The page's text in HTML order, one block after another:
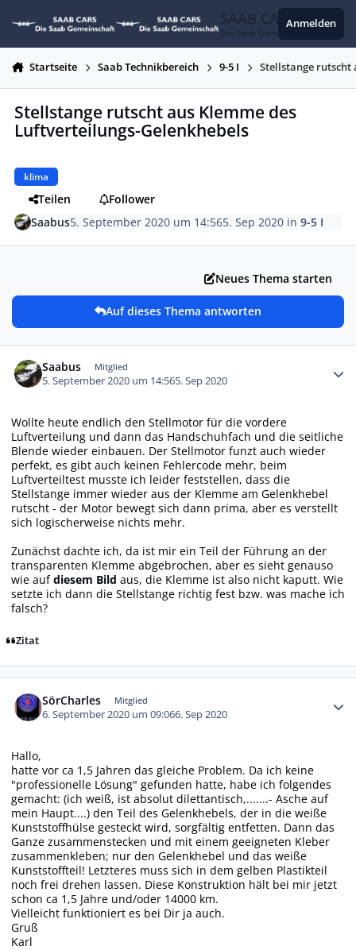
SAAB CARS
Die Saab Gemeinschaft
Anmelden
Startseite Saab Technikbereich 9-5 I Stellstange rutscht
Stellstange rutscht aus Klemme des
Luftverteilungs-Gelenkhebels
klima
Teilen
Follower
Saabus5. September 2020 um 14:565. Sep 2020 in9-5 I
Neues Thema starten
Auf dieses Thema antworten
Saabus Mitglied
5. September 2020 um 14:565. Sep 2020
Wollte heute endlich den Stellmotor für die vordere
Luftverteilung und dann das Handschuhfach und die seitliche
Blende wieder einbauen. Der Stellmotor funzt auch wieder
perfekt, es gibt auch keinen Fehlercode mehr, beim
Luftverteiltest musste ich leider feststellen, dass die
Stellstange immer wieder aus der Klemme am Gelenkhebel
rutscht - der Motor bewegt sich dann prima, aber es verstellt
sich logischerweise nichts mehr.
Zunächst dachte ich, da ist mir ein Teil der Führung an der
transparenten Klemme abgebrochen, aber es sieht genauso
wie aufdiesem Bild aus, die Klemme ist also nicht kaputt. Wie
setzte ich dann die Stellstange richtig fest bzw. was mache ich
falsch?
Zitat
SörCharles Mitglied
6. September 2020 um 09:066. Sep 2020
Hallo,
hatte vor ca 1,5 Jahren das gleiche Problem. Da ich keine
"professionelle Lösung" gefunden hatte, habe ich folgendes
gemacht: (ich weiß, ist absolut dilettantisch,.......- Asche auf
mein Haupt....) den Teil des Gelenkhebels, der in die weiße
Kunststoffhülse gesteckt wird, sorgfältig entfetten. Dann das
Ganze zusammenstecken und mit einem geeigneten Kleber
zusammenkleben; nur den Gelenkhebel und das weiße
Kunststoffteil! Letzteres muss sich in dem gelben Plastikteil
noch frei drehen lassen. Diese Konstruktion hält bei mir jetzt
schon ca 1,5 Jahre und/oder 14000 km.
Vielleicht funktioniert es bei Dir ja auch.
Gruß
Karl